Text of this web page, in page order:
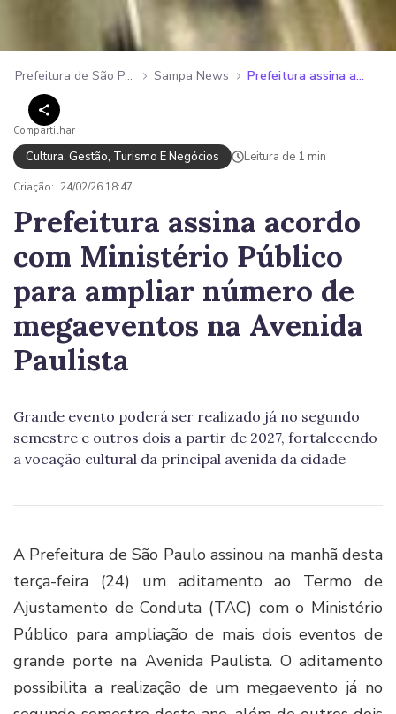
Prefeitura de São Paulo Sampa News Prefeitura assina acordo com Ministério Público para ampliar número de megaeventos na Avenida Paulista
Compartilhar
Cultura, Gestão, Turismo E Negócios Leitura de 1 min
Criação: 24/02/26 18:47
Prefeitura assina acordo
com Ministério Público
para ampliar número de
megaeventos na Avenida
Paulista
Grande evento poderá ser realizado já no segundo
semestre e outros dois a partir de 2027, fortalecendo
a vocação cultural da principal avenida da cidade
A Prefeitura de São Paulo assinou na manhã desta
terça-feira (24) um aditamento ao Termo de
Ajustamento de Conduta (TAC) com o Ministério
Público para ampliação de mais dois eventos de
grande porte na Avenida Paulista. O aditamento
possibilita a realização de um megaevento já no